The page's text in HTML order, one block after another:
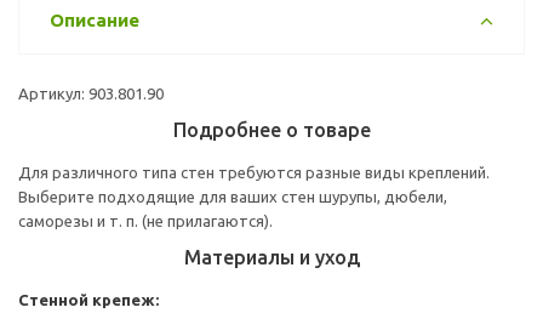
Описание
Артикул: 903.801.90
Подробнее о товаре
Для различного типа стен требуются разные виды креплений.
Выберите подходящие для ваших стен шурупы, дюбели,
саморезы и т. п. (не прилагаются).
Материалы и уход
Стенной крепеж: